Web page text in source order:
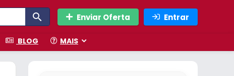
Enviar Oferta Entrar
BLOG MAIS